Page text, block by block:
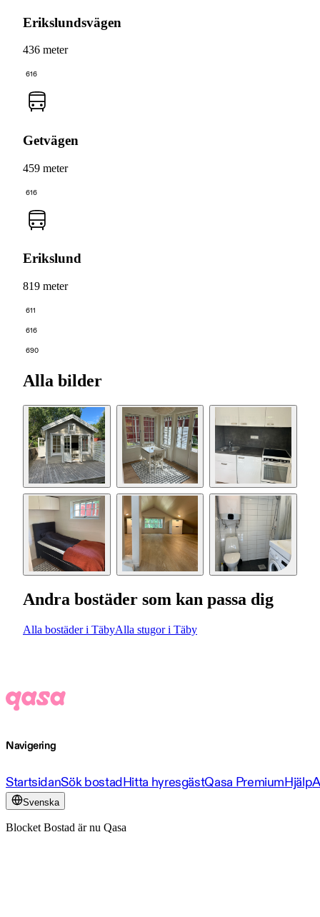
Erikslundsvägen
436 meter
616
Getvägen
459 meter
616
Erikslund
819 meter
611
616
690
Alla bilder
Andra bostäder som kan passa dig
Alla bostäder i TäbyAlla stugor i Täby
Navigering
StartsidanSök bostadHitta hyresgästQasa PremiumHjälp
Svenska
Blocket Bostad är nu Qasa